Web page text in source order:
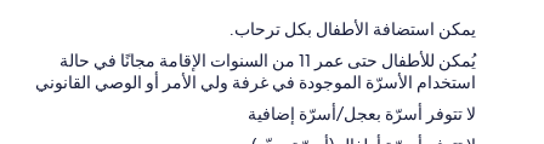
يمكن استضافة الأطفال بكل ترحاب.
يُمكن للأطفال حتى عمر 11 من السنوات الإقامة مجانًا في حالة
استخدام الأسرّة الموجودة في غرفة ولي الأمر أو الوصي القانوني
لا تتوفر أسرّة بعجل/أسرّة إضافية